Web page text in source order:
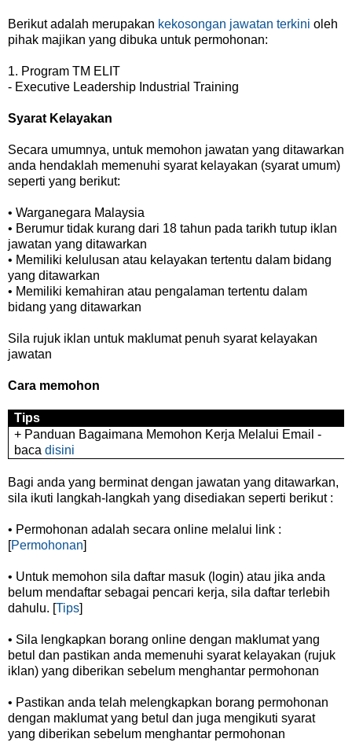
Berikut adalah merupakan kekosongan jawatan terkini oleh
pihak majikan yang dibuka untuk permohonan:
1. Program TM ELIT
- Executive Leadership Industrial Training
Syarat Kelayakan
Secara umumnya, untuk memohon jawatan yang ditawarkan
anda hendaklah memenuhi syarat kelayakan (syarat umum)
seperti yang berikut:
• Warganegara Malaysia
• Berumur tidak kurang dari 18 tahun pada tarikh tutup iklan
jawatan yang ditawarkan
• Memiliki kelulusan atau kelayakan tertentu dalam bidang
yang ditawarkan
• Memiliki kemahiran atau pengalaman tertentu dalam
bidang yang ditawarkan
Sila rujuk iklan untuk maklumat penuh syarat kelayakan
jawatan
Cara memohon
Tips
+ Panduan Bagaimana Memohon Kerja Melalui Email -
bacadisini
Bagi anda yang berminat dengan jawatan yang ditawarkan,
sila ikuti langkah-langkah yang disediakan seperti berikut :
• Permohonan adalah secara online melalui link :
[Permohonan]
• Untuk memohon sila daftar masuk (login) atau jika anda
belum mendaftar sebagai pencari kerja, sila daftar terlebih
dahulu. [Tips]
• Sila lengkapkan borang online dengan maklumat yang
betul dan pastikan anda memenuhi syarat kelayakan (rujuk
iklan) yang diberikan sebelum menghantar permohonan
• Pastikan anda telah melengkapkan borang permohonan
dengan maklumat yang betul dan juga mengikuti syarat
yang diberikan sebelum menghantar permohonan